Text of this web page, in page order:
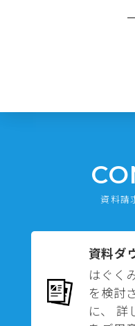
資料請
資料ダ
はぐく
を検討
に、 詳